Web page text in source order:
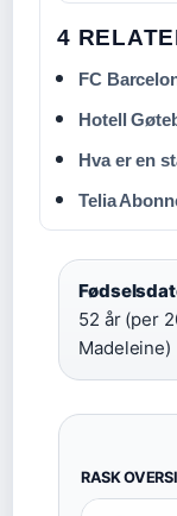
4
FC
Hotell
Hva er en
Telia
52 år (per
Madeleine)
RASK